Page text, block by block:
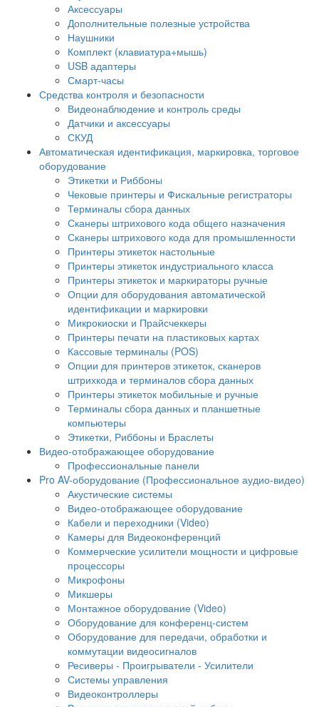
Аксессуары
Дополнительные полезные устройства
Наушники
Комплект (клавиатура+мышь)
USB адаптеры
Смарт-часы
Средства контроля и безопасности
Видеонаблюдение и контроль среды
Датчики и аксессуары
СКУД
Автоматическая идентификация, маркировка, торговое
оборудование
Этикетки и Риббоны
Чековые принтеры и Фискальные регистраторы
Терминалы сбора данных
Сканеры штрихового кода общего назначения
Сканеры штрихового кода для промышленности
Принтеры этикеток настольные
Принтеры этикеток индустриального класса
Принтеры этикеток и маркираторы ручные
Опции для оборудования автоматической
идентификации и маркировки
Микрокиоски и Прайсчеккеры
Принтеры печати на пластиковых картах
Кассовые терминалы (POS)
Опции для принтеров этикеток, сканеров
штрихкода и терминалов сбора данных
Принтеры этикеток мобильные и ручные
Терминалы сбора данных и планшетные
компьютеры
Этикетки, Риббоны и Браслеты
Видео-отображающее оборудование
Профессиональные панели
Pro AV-оборудование (Профессиональное аудио-видео)
Акустические системы
Видео-отображающее оборудование
Кабели и переходники (Video)
Камеры для Видеоконференций
Коммерческие усилители мощности и цифровые
процессоры
Микрофоны
Микшеры
Монтажное оборудование (Video)
Оборудование для конференц-систем
Оборудование для передачи, обработки и
коммутации видеосигналов
Ресиверы - Проигрыватели - Усилители
Системы управления
Видеоконтроллеры